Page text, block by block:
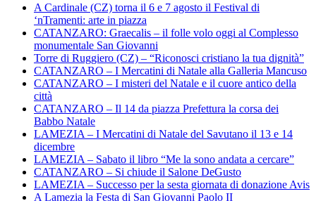
A Cardinale (CZ) torna il 6 e 7 agosto il Festival di
‘nTramenti: arte in piazza
CATANZARO: Graecalis – il folle volo oggi al Complesso
monumentale San Giovanni
Torre di Ruggiero (CZ) – “Riconosci cristiano la tua dignità”
CATANZARO – I Mercatini di Natale alla Galleria Mancuso
CATANZARO – I misteri del Natale e il cuore antico della
città
CATANZARO – Il 14 da piazza Prefettura la corsa dei
Babbo Natale
LAMEZIA – I Mercatini di Natale del Savutano il 13 e 14
dicembre
LAMEZIA – Sabato il libro “Me la sono andata a cercare”
CATANZARO – Si chiude il Salone DeGusto
LAMEZIA – Successo per la sesta giornata di donazione Avis
A Lamezia la Festa di San Giovanni Paolo II